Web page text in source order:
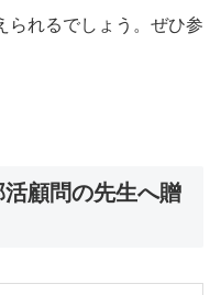
られるでしょう。ぜひ参
顧問の先生へ贈